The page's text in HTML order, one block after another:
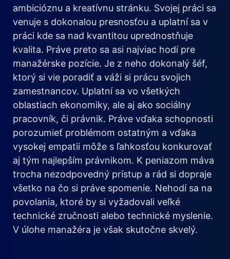
ambicióznu a kreatívnu stránku. Svojej práci sa
venuje s dokonalou presnosťou a uplatní sa v
práci kde sa nad kvantitou uprednostňuje
kvalita. Práve preto sa asi najviac hodí pre
manažérske pozície. Je z neho dokonalý šéf,
ktorý si vie poradiť a váži si prácu svojich
zamestnancov. Uplatní sa vo všetkých
oblastiach ekonomiky, ale aj ako sociálny
pracovník, či právnik. Práve vďaka schopnosti
porozumieť problémom ostatným a vďaka
vysokej empatii môže s ľahkosťou konkurovať
aj tým najlepším právnikom. K peniazom máva
trocha nezodpovedný prístup a rád si dopraje
všetko na čo si práve spomenie. Nehodí sa na
povolania, ktoré by si vyžadovali veľké
technické zručnosti alebo technické myslenie.
V úlohe manažéra je však skutočne skvelý.